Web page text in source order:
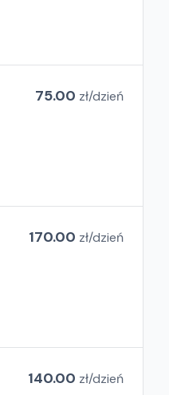
75.00 zł/dzień
170.00 zł/dzień
140.00 zł/dzień